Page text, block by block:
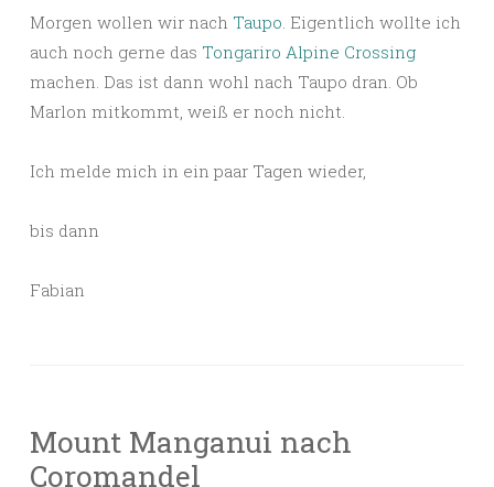
Morgen wollen wir nach Taupo. Eigentlich wollte ich
auch noch gerne das Tongariro Alpine Crossing
machen. Das ist dann wohl nach Taupo dran. Ob
Marlon mitkommt, weiß er noch nicht.
Ich melde mich in ein paar Tagen wieder,
bis dann
Fabian
Mount Manganui nach
Coromandel